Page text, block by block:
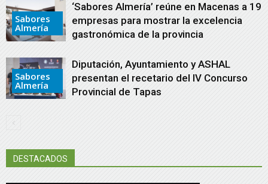
Sabores
Almería
‘Sabores Almería’ reúne en Macenas a 19
empresas para mostrar la excelencia
gastronómica de la provincia
Sabores
Almería
Diputación, Ayuntamiento y ASHAL
presentan el recetario del IV Concurso
Provincial de Tapas
DESTACADOS